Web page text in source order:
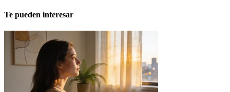
Te pueden interesar